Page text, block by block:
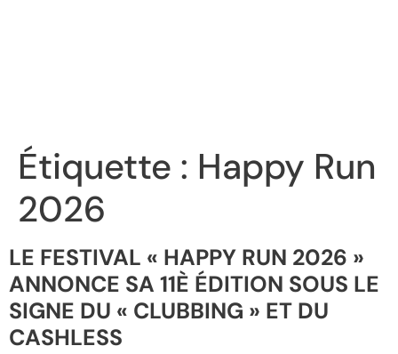
Étiquette : Happy Run
2026
LE FESTIVAL « HAPPY RUN 2026 »
ANNONCE SA 11È ÉDITION SOUS LE
SIGNE DU « CLUBBING » ET DU
CASHLESS